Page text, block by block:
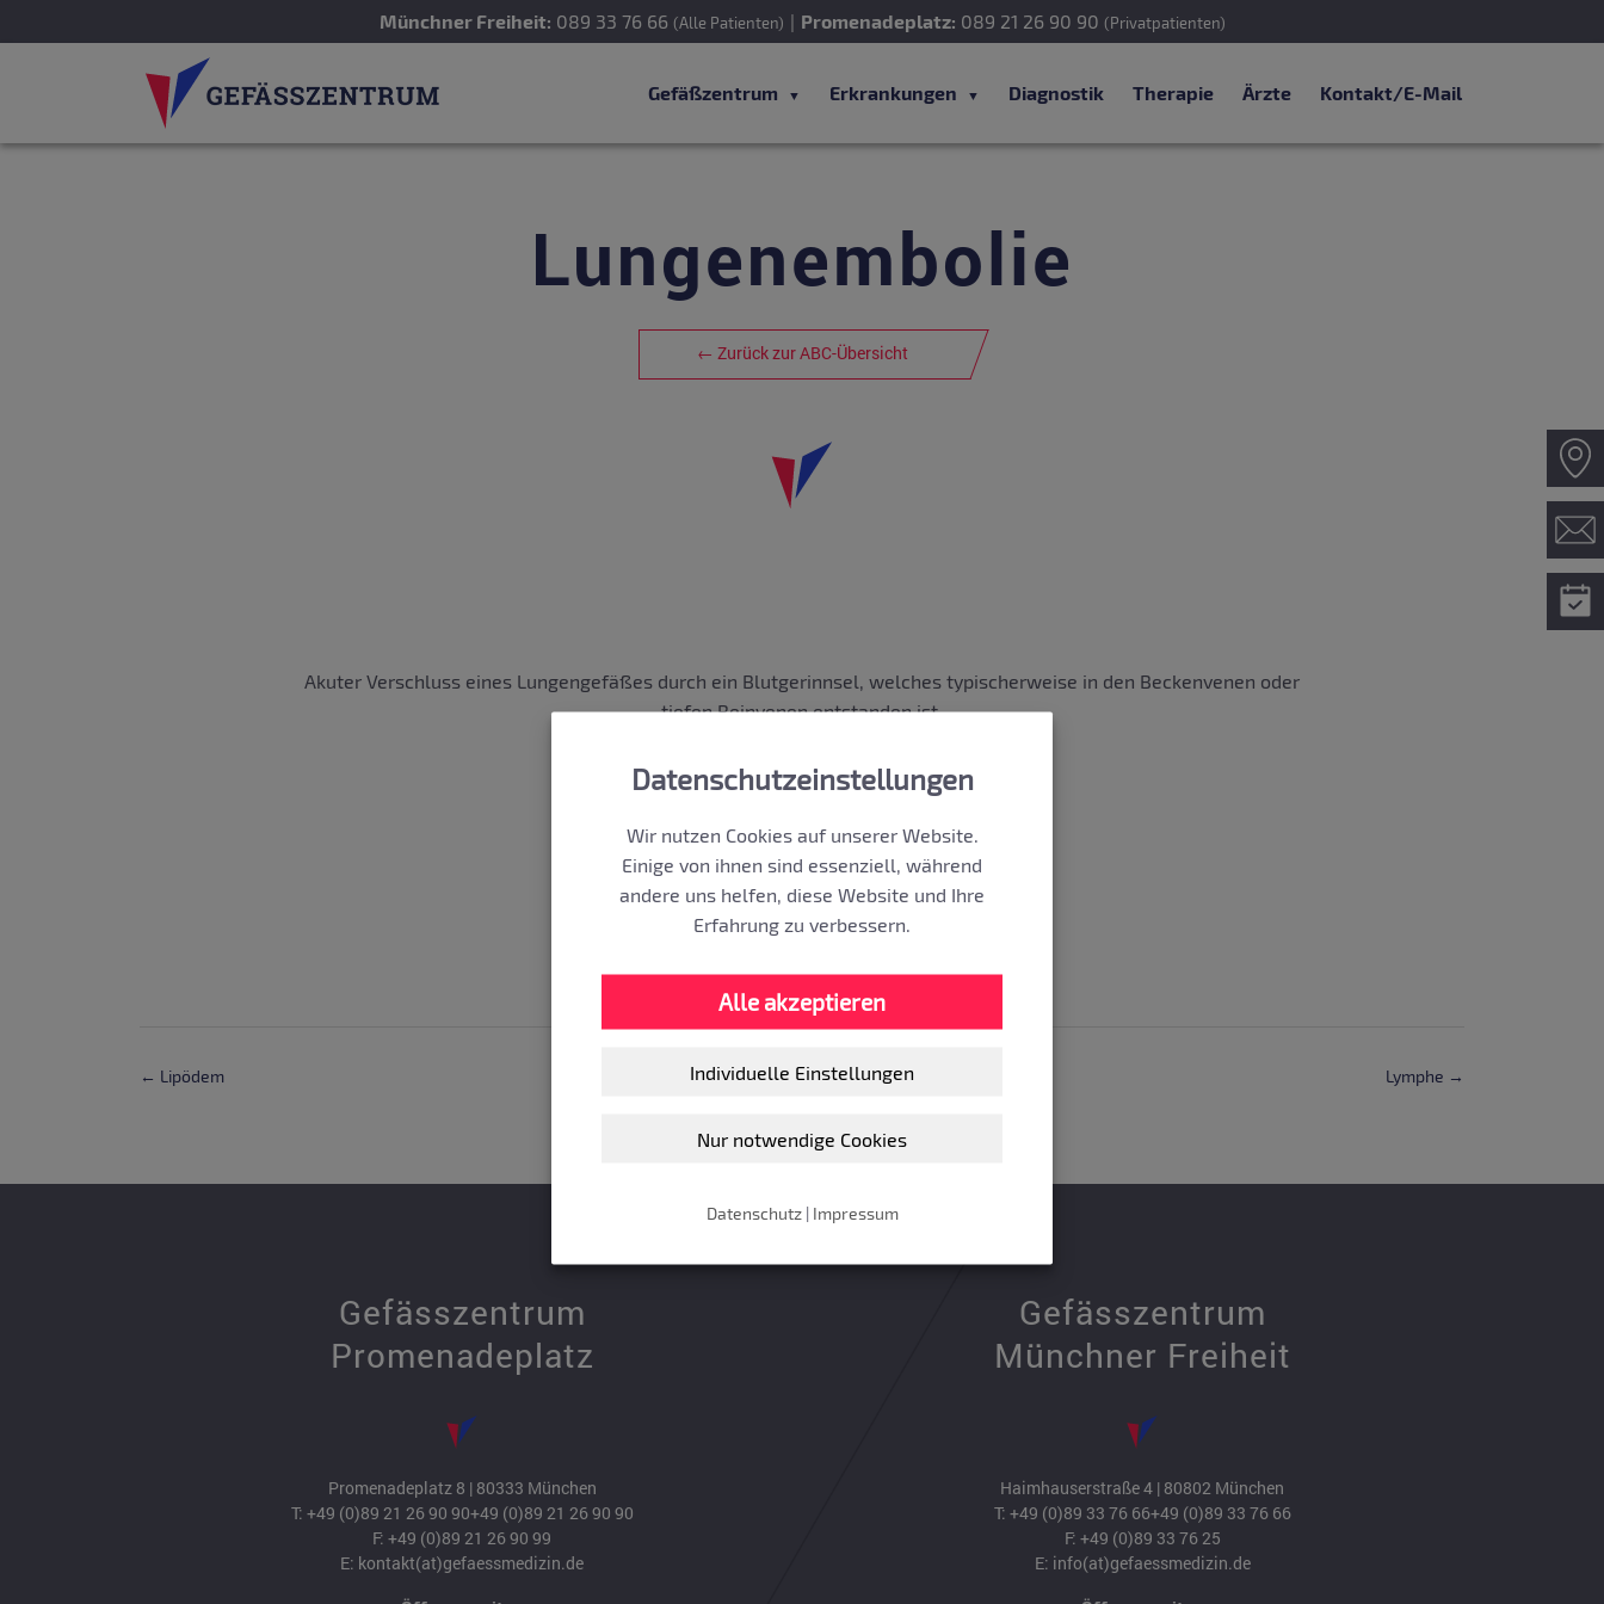
Münchner Freiheit: 089 33 76 66 (Alle Patienten) | Promenadeplatz: 089 21 26 90 90 (Privatpatienten)
Gefäßzentrum Erkrankungen Diagnostik Therapie Ärzte Kontakt/E-Mail
Lungenembolie
← Zurück zur ABC-Übersicht
Akuter Verschluss eines Lungengefäßes durch ein Blutgerinnsel, welches typischerweise in den Beckenvenen oder
tiefen Beinvenen entstanden ist.
Dr. med. Matthias Schmutterer
← Lipödem Lymphe →
Gefässzentrum
Promenadeplatz
Promenadeplatz 8 | 80333 München
T: +49 (0)89 21 26 90 90+49 (0)89 21 26 90 90
F: +49 (0)89 21 26 90 99
E: kontakt(at)gefaessmedizin.de
Gefässzentrum
Münchner Freiheit
Haimhauserstraße 4 | 80802 München
T: +49 (0)89 33 76 66+49 (0)89 33 76 66
F: +49 (0)89 33 76 25
E: info(at)gefaessmedizin.de
Datenschutzeinstellungen
Wir nutzen Cookies auf unserer Website.
Einige von ihnen sind essenziell, während
andere uns helfen, diese Website und Ihre
Erfahrung zu verbessern.
Alle akzeptieren
Individuelle Einstellungen
Nur notwendige Cookies
Datenschutz | Impressum